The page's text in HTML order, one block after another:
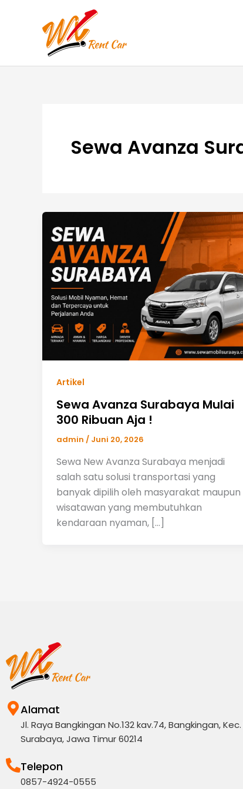
Sewa Avanza
Artikel
Sewa Avanza Surabaya Mulai
300 Ribuan Aja !
admin / Juni 20, 2026
Sewa New Avanza Surabaya menjadi
salah satu solusi transportasi yang
banyak dipilih oleh masyarakat maupun
wisatawan yang membutuhkan
kendaraan nyaman, […]
Alamat
Jl. Raya Bangkingan No.132 kav.74, Bangkingan,
Surabaya, Jawa Timur 60214
Telepon
0857-4924-0555